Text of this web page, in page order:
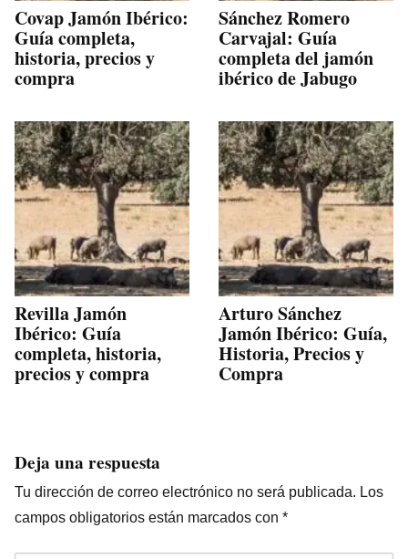
Covap Jamón Ibérico:
Guía completa,
historia, precios y
compra
Sánchez Romero
Carvajal: Guía
completa del jamón
ibérico de Jabugo
Revilla Jamón
Ibérico: Guía
completa, historia,
precios y compra
Arturo Sánchez
Jamón Ibérico: Guía,
Historia, Precios y
Compra
Deja una respuesta
Tu dirección de correo electrónico no será publicada. Los
campos obligatorios están marcados con *